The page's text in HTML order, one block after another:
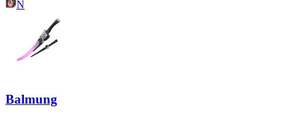
N
Balmung